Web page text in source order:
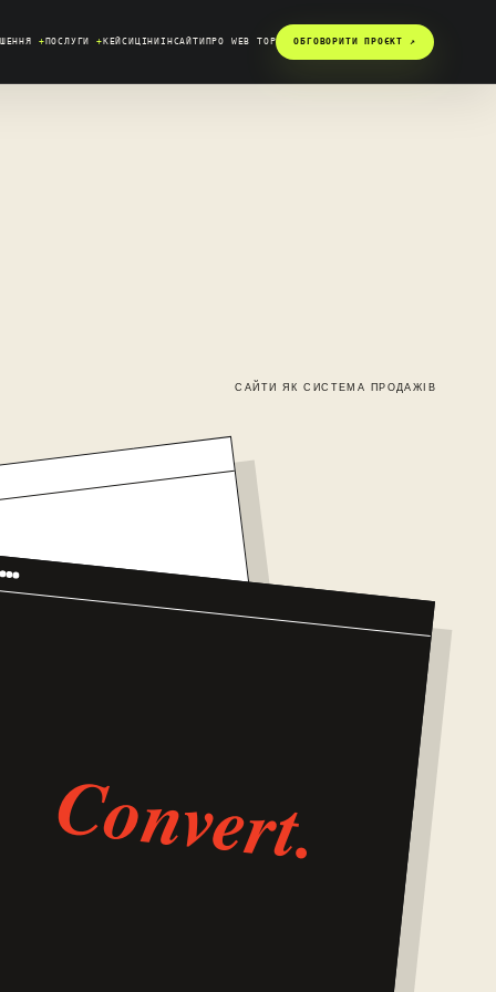
+ПОСЛУГИ +КЕЙСИЦІНИІНСАЙТИПРО WEB TOP ОБГОВОРИТИ ПРОЄКТ ↗︎
САЙТИ ЯК СИСТЕМА ПРОДАЖІВ
Convert.